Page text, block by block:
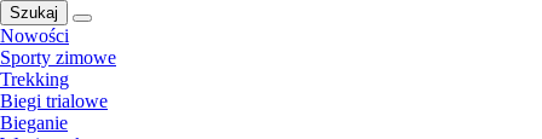
Szukaj
Nowości
Sporty zimowe
Trekking
Biegi trialowe
Bieganie